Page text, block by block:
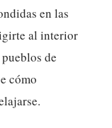
en las
al interior
de
cómo